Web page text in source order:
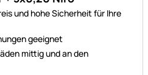
und hohe Sicherheit für Ihre
geeignet
mittig und an den